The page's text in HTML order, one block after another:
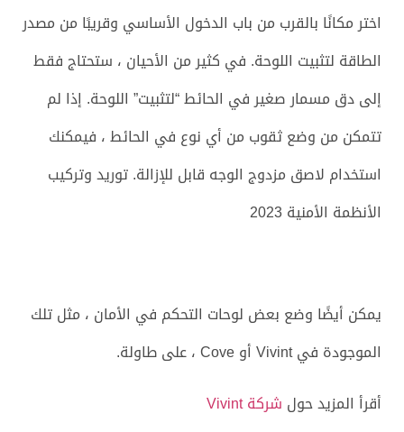
اختر مكانًا بالقرب من باب الدخول الأساسي وقريبًا من مصدر
الطاقة لتثبيت اللوحة. في كثير من الأحيان ، ستحتاج فقط
إلى دق مسمار صغير في الحائط “لتثبيت” اللوحة. إذا لم
تتمكن من وضع ثقوب من أي نوع في الحائط ، فيمكنك
استخدام لاصق مزدوج الوجه قابل للإزالة. توريد وتركيب
الأنظمة الأمنية 2023
يمكن أيضًا وضع بعض لوحات التحكم في الأمان ، مثل تلك
الموجودة في Vivint أو Cove ، على طاولة.
أقرأ المزيد حول شركة Vivint